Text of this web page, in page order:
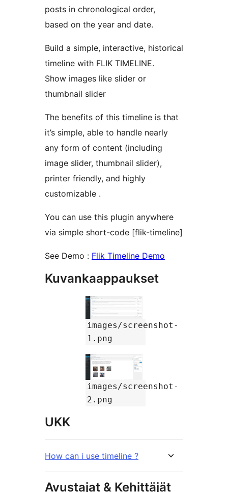
posts in chronological order,
based on the year and date.
Build a simple, interactive, historical
timeline with FLIK TIMELINE.
Show images like slider or
thumbnail slider
The benefits of this timeline is that
it’s simple, able to handle nearly
any form of content (including
image slider, thumbnail slider),
printer friendly, and highly
customizable .
You can use this plugin anywhere
via simple short-code [flik-timeline]
See Demo : Flik Timeline Demo
Kuvankaappaukset
images/screenshot-
1.png
images/screenshot-
2.png
UKK
How can i use timeline ?
Avustajat & Kehittäjät